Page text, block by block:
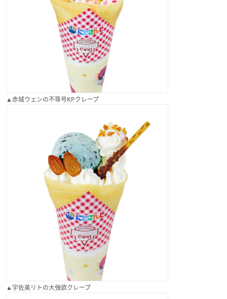
▲赤城ウェンの不等号KPクレープ
▲宇佐美リトの大強欲クレープ